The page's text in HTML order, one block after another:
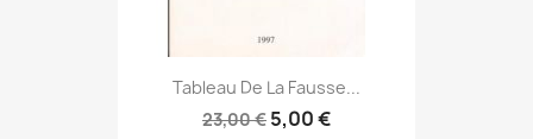
Tableau De La Fausse...
23,00 € 5,00 €